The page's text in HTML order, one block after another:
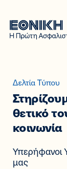
Δελτία Τύπου
θετικό
κοινωνία
Υπερήφανοι
μας